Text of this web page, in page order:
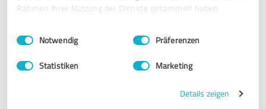
Rahmen Ihrer Nutzung der Dienste gesammelt haben.
Impressum Datenschutzbestimmungen
Einwilligungsauswahl
Notwendig Präferenzen
Statistiken Marketing
Details zeigen
Empfehlung
Top Betreuung - die Ärzte waren rund um die Uhr für mich
erreichbar und das Resultat übertrifft alle meine
Vorstellungen - ein herzliches Dankeschön an das ganze
SALZACH-Team!!!